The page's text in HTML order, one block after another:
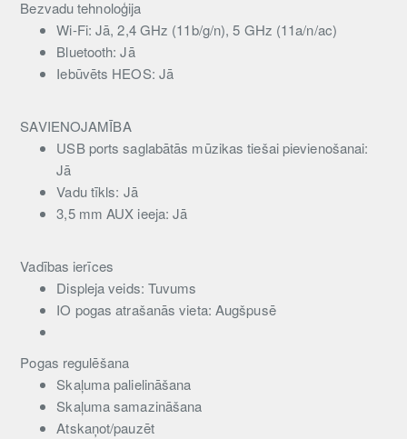
Bezvadu tehnoloģija
Wi-Fi: Jā, 2,4 GHz (11b/g/n), 5 GHz (11a/n/ac)
Bluetooth: Jā
Iebūvēts HEOS: Jā
SAVIENOJAMĪBA
USB ports saglabātās mūzikas tiešai pievienošanai:
Jā
Vadu tīkls: Jā
3,5 mm AUX ieeja: Jā
Vadības ierīces
Displeja veids: Tuvums
IO pogas atrašanās vieta: Augšpusē
Pogas regulēšana
Skaļuma palielināšana
Skaļuma samazināšana
Atskaņot/pauzēt